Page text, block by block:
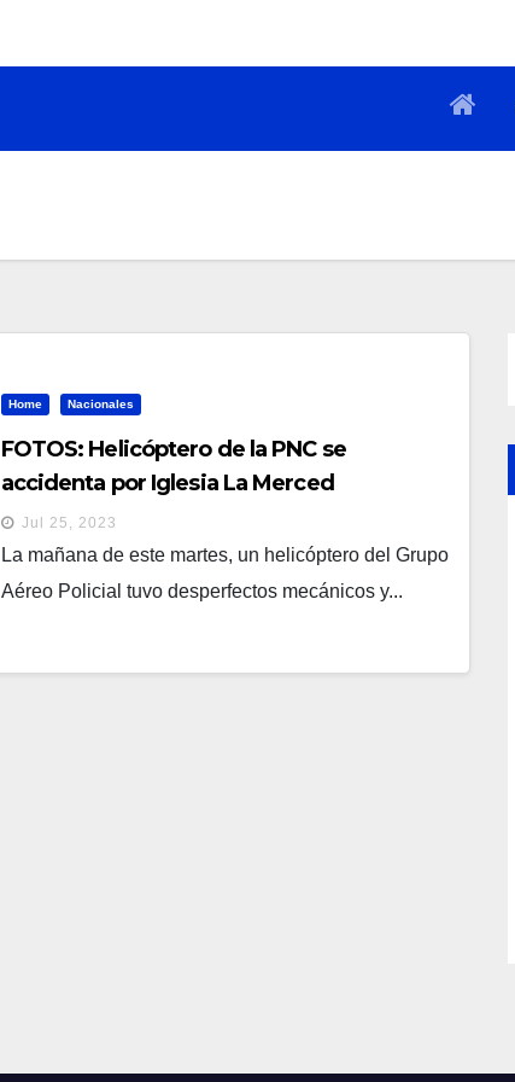
Home Nacionales
FOTOS: Helicóptero de la PNC se
accidenta por Iglesia La Merced
Jul 25, 2023
La mañana de este martes, un helicóptero del Grupo
Aéreo Policial tuvo desperfectos mecánicos y...